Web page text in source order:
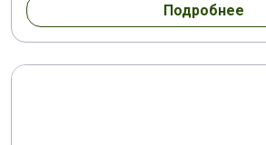
Подробнее